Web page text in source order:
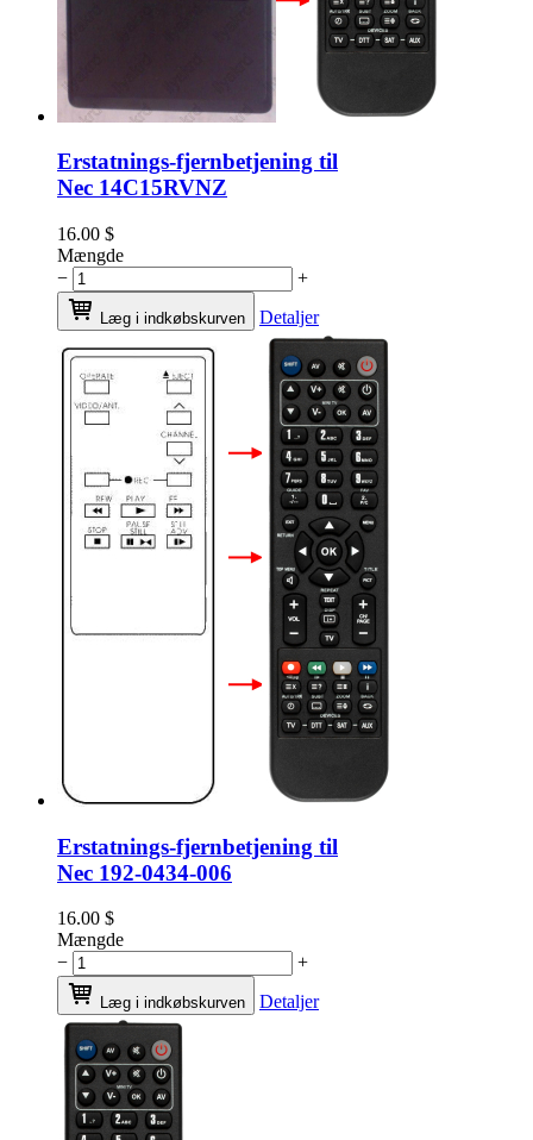
Erstatnings-fjernbetjening til
Nec 14C15RVNZ
16.00 $
Mængde
−
+
Læg i indkøbskurven Detaljer
Erstatnings-fjernbetjening til
Nec 192-0434-006
16.00 $
Mængde
−
+
Læg i indkøbskurven Detaljer